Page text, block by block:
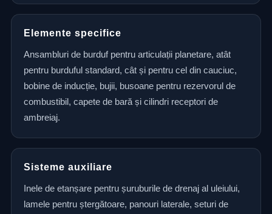
Elemente specifice
Ansambluri de burduf pentru articulații planetare, atât
pentru burduful standard, cât și pentru cel din cauciuc,
bobine de inducție, bujii, busoane pentru rezervorul de
combustibil, capete de bară și cilindri receptori de
ambreiaj.
Sisteme auxiliare
Inele de etanșare pentru șuruburile de drenaj al uleiului,
lamele pentru ștergătoare, panouri laterale, seturi de